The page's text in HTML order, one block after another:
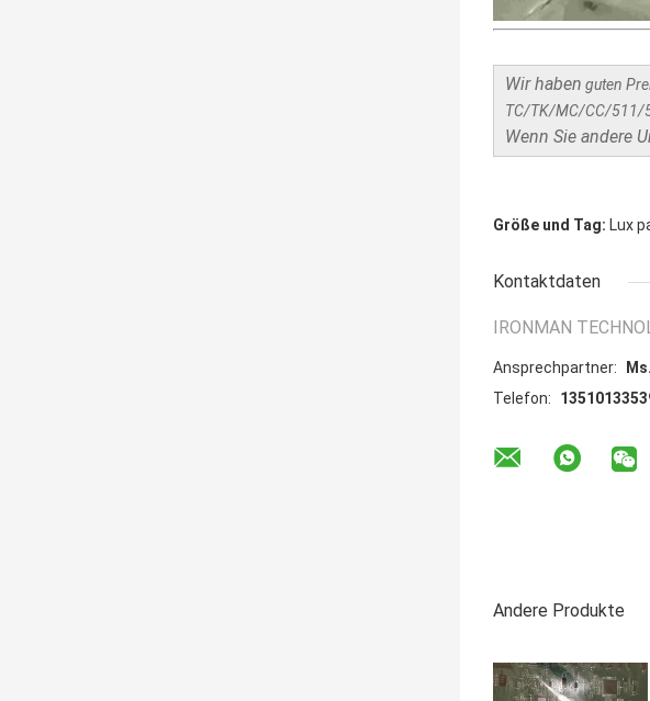
Wir haben guten
TC/TK/MC/CC/511/
Wenn Sie andere
Größe und Tag: Lux
Kontaktdaten
IRONMAN
Ansprechpartner:
Telefon:
Andere Produkte